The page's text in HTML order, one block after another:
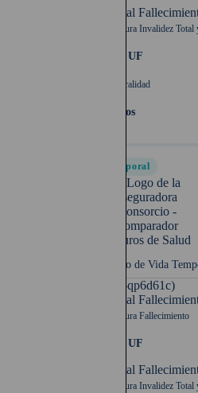
Capital
Cobertura Invalidez Total
1.500 UF
Temporalidad
20 años
Temporal
Seguro de Vida
UF (-qp6d61c)
Capital
Cobertura Fallecimiento
2.000 UF
Capital
Cobertura Invalidez Total